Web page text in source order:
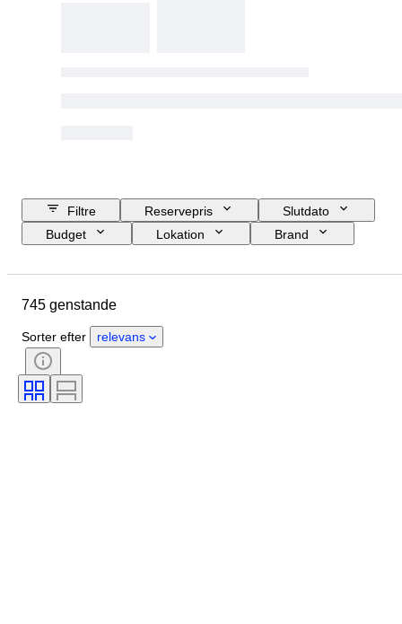
Filtre Reservepris
Slutdato
Budget
Lokation
Brand
Ekstra tilbehør
Vinbetegnelse/ klassifikation
Druesorter
Vinklassifikation
745 genstande
Sorter efter relevans